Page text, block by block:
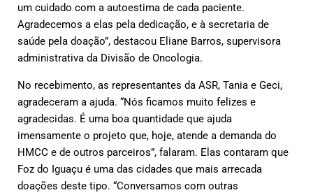
um cuidado com a autoestima de cada paciente.
Agradecemos a elas pela dedicação, e à secretaria de
saúde pela doação”, destacou Eliane Barros, supervisora
administrativa da Divisão de Oncologia.
No recebimento, as representantes da ASR, Tania e Geci,
agradeceram a ajuda. “Nós ficamos muito felizes e
agradecidas. É uma boa quantidade que ajuda
imensamente o projeto que, hoje, atende a demanda do
HMCC e de outros parceiros”, falaram. Elas contaram que
Foz do Iguaçu é uma das cidades que mais arrecada
doações deste tipo. “Conversamos com outras